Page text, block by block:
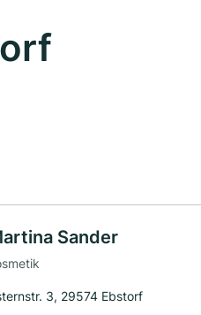
Sander
3, 29574 Ebstorf